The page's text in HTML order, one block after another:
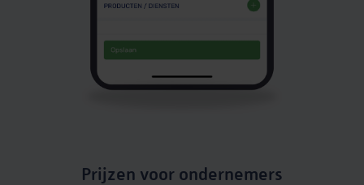
Prijzen voor ondernemers